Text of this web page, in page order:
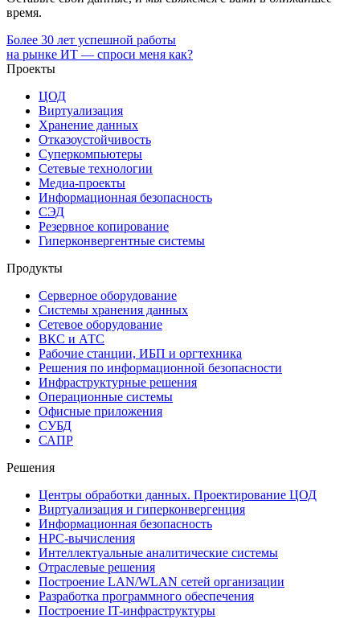
время.
Более 30 лет успешной работы
на рынке ИТ — спроси меня как?
Проекты
ЦОД
Виртуализация
Хранение данных
Отказоустойчивость
Суперкомпьютеры
Сетевые технологии
Медиа-проекты
Информационная безопасность
СЭД
Резервное копирование
Гиперконвергентные системы
Продукты
Серверное оборудование
Системы хранения данных
Сетевое оборудование
ВКС и АТС
Рабочие станции, ИБП и оргтехника
Решения по информационной безопасности
Инфраструктурные решения
Операционные системы
Офисные приложения
СУБД
САПР
Решения
Центры обработки данных. Проектирование ЦОД
Виртуализация и гиперконвергенция
Информационная безопасность
HPC-вычисления
Интеллектуальные аналитические системы
Отраслевые решения
Построение LAN/WLAN сетей организации
Разработка программного обеспечения
Построение IT-инфраструктуры